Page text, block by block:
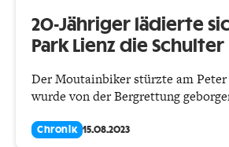
20-Jähriger lädierte
Park Lienz die Schulter
Der Moutainbiker stürzte am Peter
wurde von der Bergrettung
Chronik 15.08.2023